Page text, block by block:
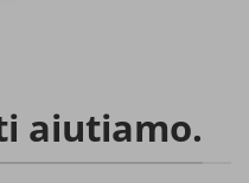
aiutiamo.